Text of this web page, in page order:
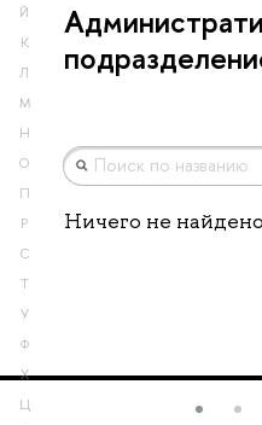
Й
К
Л
М
Н
О
П
Р
С
Т
У
Ф
Х
Ц
Ничего не найдено